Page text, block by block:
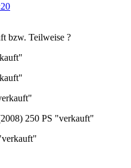
bzw. Teilweise ?
250 PS "verkauft"